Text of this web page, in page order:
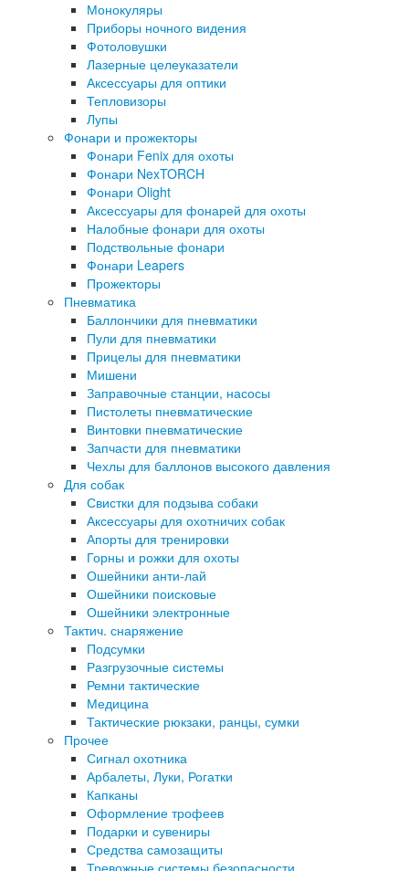
Монокуляры
Приборы ночного видения
Фотоловушки
Лазерные целеуказатели
Аксессуары для оптики
Тепловизоры
Лупы
Фонари и прожекторы
Фонари Fenix для охоты
Фонари NexTORCH
Фонари Olight
Аксессуары для фонарей для охоты
Налобные фонари для охоты
Подствольные фонари
Фонари Leapers
Прожекторы
Пневматика
Баллончики для пневматики
Пули для пневматики
Прицелы для пневматики
Мишени
Заправочные станции, насосы
Пистолеты пневматические
Винтовки пневматические
Запчасти для пневматики
Чехлы для баллонов высокого давления
Для собак
Свистки для подзыва собаки
Аксессуары для охотничих собак
Апорты для тренировки
Горны и рожки для охоты
Ошейники анти-лай
Ошейники поисковые
Ошейники электронные
Тактич. снаряжение
Подсумки
Разгрузочные системы
Ремни тактические
Медицина
Тактические рюкзаки, ранцы, сумки
Прочее
Сигнал охотника
Арбалеты, Луки, Рогатки
Капканы
Оформление трофеев
Подарки и сувениры
Средства самозащиты